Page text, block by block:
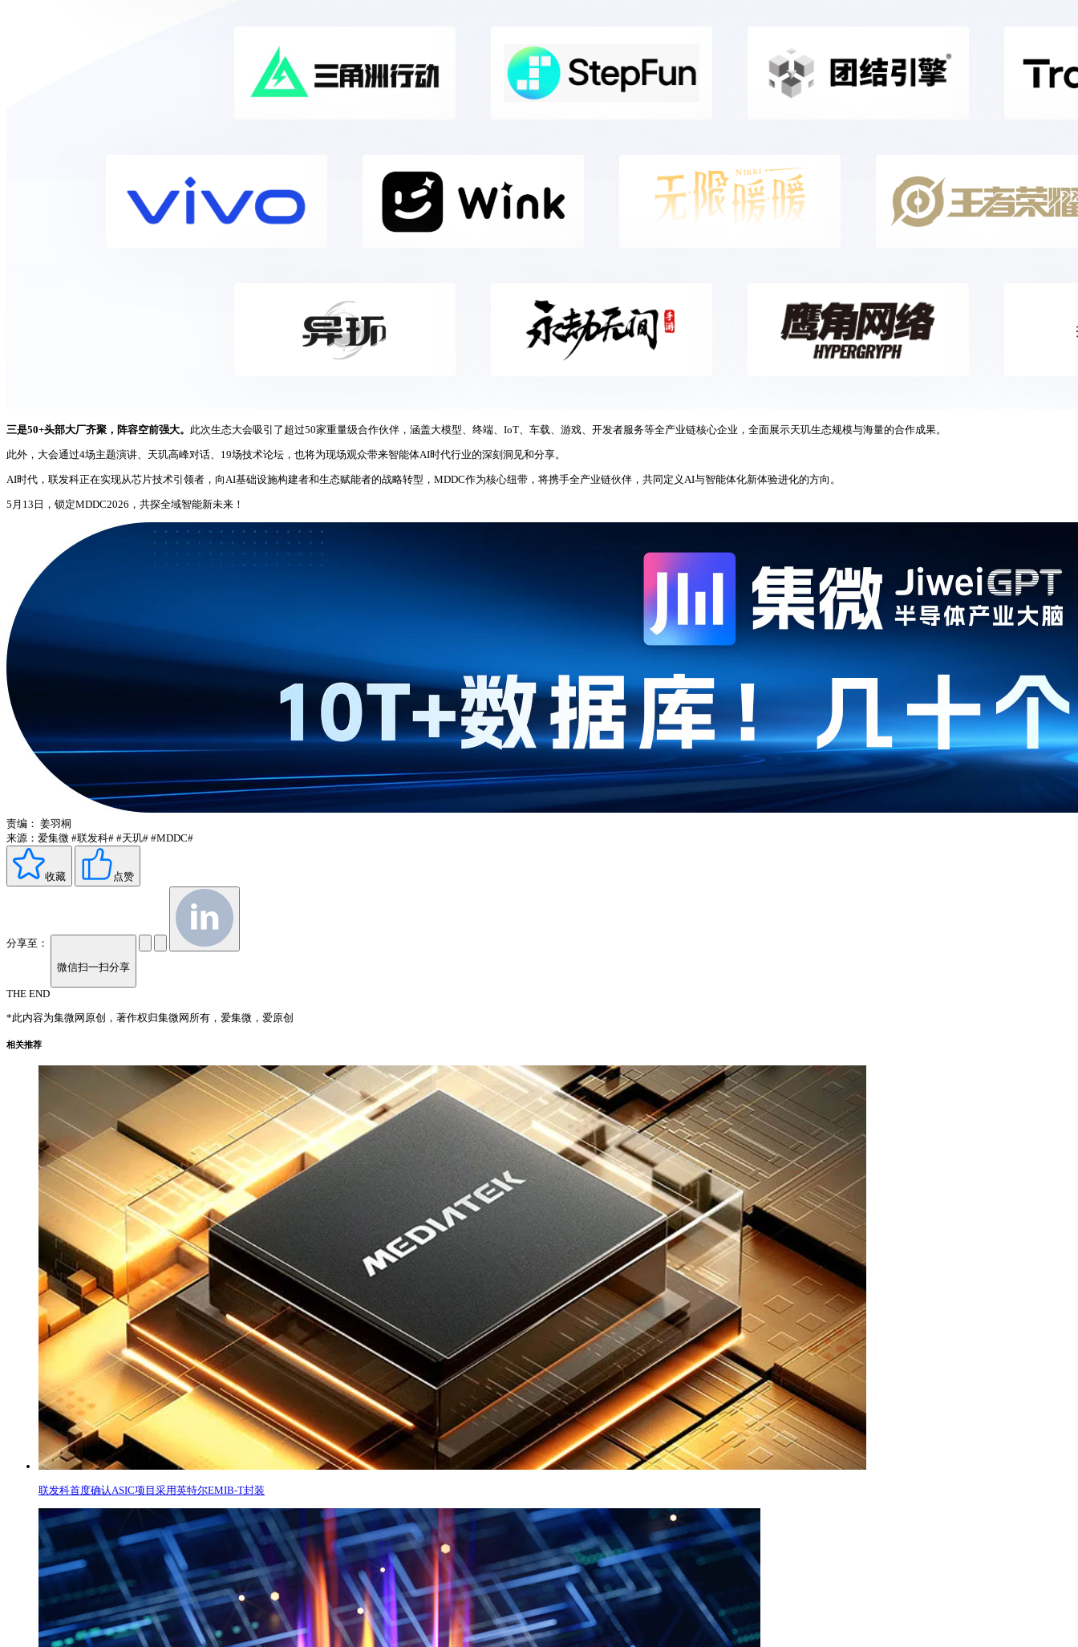
三是50+头部大厂齐聚，阵容空前强大。 此次生态大会吸引了超过50家重量级合作伙伴，涵盖大模型、终端、IoT、车载、游戏、开发者服务等全产业链核心企业，全面展示天玑生态规模与海量的合作成果。
此外，大会通过4场主题演讲、天玑高峰对话、19场技术论坛，也将为现场观众带来智能体AI时代行业的深刻洞见和分享。
AI时代，联发科正在实现从芯片技术引领者，向AI基础设施构建者和生态赋能者的战略转型，MDDC作为核心纽带，将携手全产业链伙伴，共同定义AI与智能体化新体验进化的方向。
5月13日，锁定MDDC2026，共探全域智能新未来！
责编： 姜羽桐
来源：爱集微 #联发科# #天玑# #MDDC#
收藏 点赞
分享至：
微信扫一扫分享
THE END
*此内容为集微网原创，著作权归集微网所有，爱集微，爱原创
相关推荐
联发科首度确认ASIC项目采用英特尔EMIB-T封装